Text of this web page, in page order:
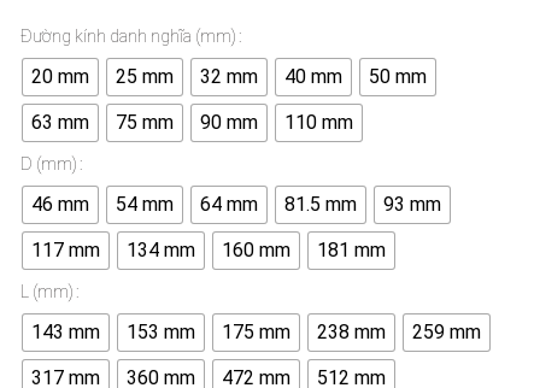
Đường kính danh nghĩa (mm)
20 mm 25 mm 32 mm 40 mm
50 mm
63 mm
75 mm 90 mm 110 mm
D (mm)
46 mm 54 mm 64 mm 81.5 mm
93 mm
117 mm
134 mm 160 mm 181 mm
L (mm)
143 mm 153 mm 175 mm 238 mm
259 mm
317 mm
360 mm 472 mm 512 mm